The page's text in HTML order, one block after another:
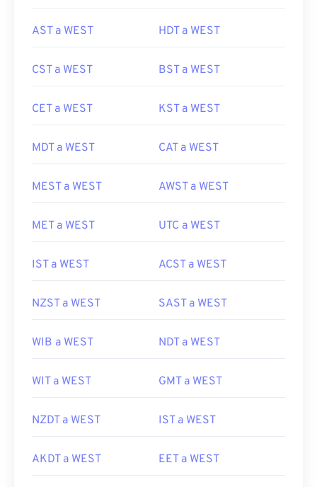
AST a WEST HDT a WEST
CST a WEST BST a WEST
CET a WEST KST a WEST
MDT a WEST CAT a WEST
MEST a WEST AWST a WEST
MET a WEST UTC a WEST
IST a WEST ACST a WEST
NZST a WEST SAST a WEST
WIB a WEST NDT a WEST
WIT a WEST GMT a WEST
NZDT a WEST IST a WEST
AKDT a WEST EET a WEST